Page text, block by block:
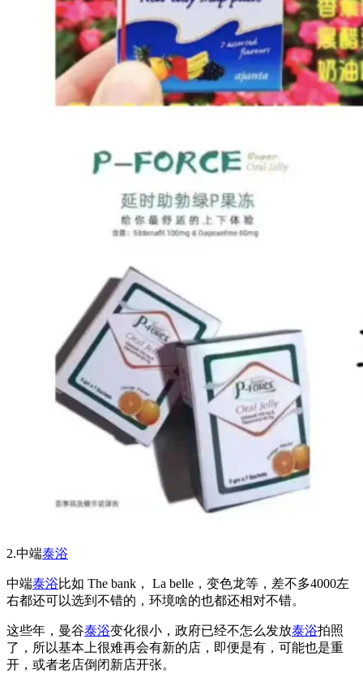
2.中端泰浴
中端泰浴比如 The bank， La belle，变色龙等，差不多4000左
右都还可以选到不错的，环境啥的也都还相对不错。
这些年，曼谷泰浴变化很小，政府已经不怎么发放泰浴拍照
了，所以基本上很难再会有新的店，即便是有，可能也是重
开，或者老店倒闭新店开张。